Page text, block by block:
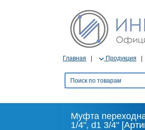
Главная Продукция
Муфта
1/4", d1 3/4"